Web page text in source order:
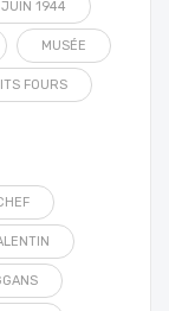
JUIN 1944
MUSÉE
FOURS